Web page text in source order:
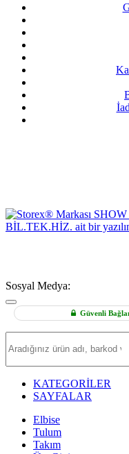
Sosyal Medya:
Güvenli
Ürün
KATEGORİLER
SAYFALAR
Elbise
Tulum
Takım